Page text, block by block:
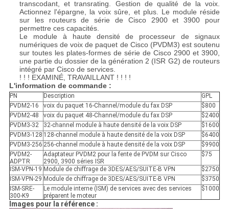
transcodant, et transrating. Gestion de qualité de la voix.
Actionnez l'épargne, la voix sûre, et plus. Le module réside
sur les routeurs de série de Cisco 2900 et 3900 pour
permettre ces capacités.
Le module à haute densité de processeur de signaux
numériques de voix de paquet de Cisco (PVDM3) est soutenu
sur toutes les plates-formes de série de Cisco 2900 et 3900,
une partie du dossier de la génération 2 (ISR G2) de routeurs
intégré par Cisco de services.
! ! ! EXAMINÉ, TRAVAILLANT ! ! ! !
L'information de commande :
PN Description
GPL
PVDM2-16
voix du paquet 16-Channel/module du fax DSP
$800
PVDM2-48
voix du paquet 48-Channel/module du fax DSP
$2400
PVDM3-32
32-channel module à haute densité de la voix DSP
$1600
PVDM3-128 128-channel module à haute densité de la voix DSP
$6400
PVDM3-256 256-channel module à haute densité de la voix DSP
$9900
PVDM2-
ADPTR
Adaptateur PVDM2 pour la fente de PVDM sur Cisco
2900, 3900 séries ISR
$75
ISM-VPN-19 Module de chiffrage de 3DES/AES/SUITE-B VPN
$2750
ISM-VPN-29 Module de chiffrage de 3DES/AES/SUITE-B VPN
$3750
ISM-SRE-
300-K9
Le module interne (ISM) de services avec des services
préparent le moteur
$1000
Images pour la référence :